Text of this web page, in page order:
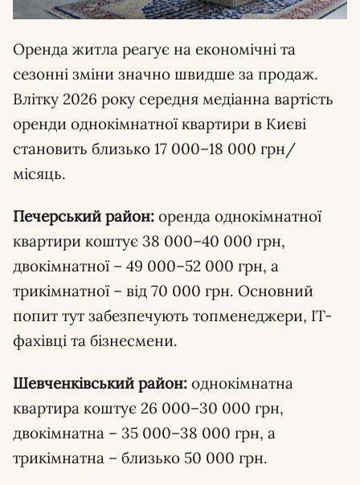
Оренда житла реагує на економічні та
сезонні зміни значно швидше за продаж.
Влітку 2026 року середня медіанна вартість
оренди однокімнатної квартири в Києві
становить близько 17 000–18 000 грн/
місяць.
Печерський район: оренда однокімнатної
квартири коштує 38 000–40 000 грн,
двокімнатної – 49 000–52 000 грн, а
трикімнатної – від 70 000 грн. Основний
попит тут забезпечують топменеджери, IT-
фахівці та бізнесмени.
Шевченківський район: однокімнатна
квартира коштує 26 000–30 000 грн,
двокімнатна – 35 000–38 000 грн, а
трикімнатна – близько 50 000 грн.